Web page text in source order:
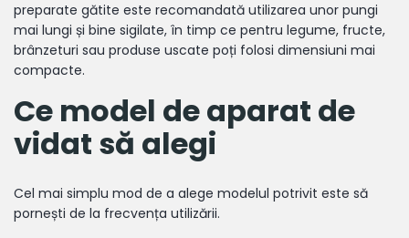
preparate gătite este recomandată utilizarea unor pungi
mai lungi și bine sigilate, în timp ce pentru legume, fructe,
brânzeturi sau produse uscate poți folosi dimensiuni mai
compacte.
Ce model de aparat de
vidat să alegi
Cel mai simplu mod de a alege modelul potrivit este să
pornești de la frecvența utilizării.